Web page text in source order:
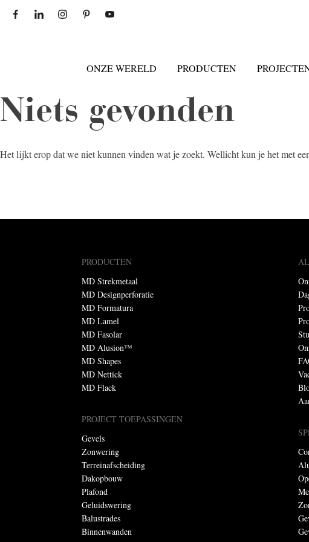
ONZE WERELD PRODUCTEN
Niets gevonden
Het lijkt erop dat we niet kunnen vinden wat je zoekt. Wellicht kun je het met
PRODUCTEN
MD Strekmetaal
MD Designperforatie
MD Formatura
MD Lamel
MD Fasolar
MD Alusion™
MD Shapes
MD Nettick
MD Flack
PROJECT TOEPASSINGEN
Gevels
Zonwering
Terreinafscheiding
Dakopbouw
Plafond
Geluidswering
Balustrades
Binnenwanden